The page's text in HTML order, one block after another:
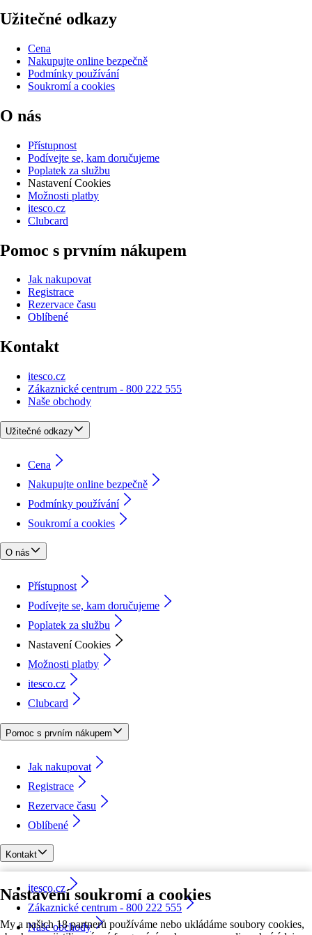
Nastavení soukromí a cookies
My a našich 18 partnerů používáme nebo ukládáme soubory cookies,
Užitečné odkazy
Cena
Nakupujte online bezpečně
Podmínky používání
Soukromí a cookies
O nás
Přístupnost
Podívejte se, kam doručujeme
Poplatek za službu
Nastavení Cookies
Možnosti platby
itesco.cz
Clubcard
Pomoc s prvním nákupem
Jak nakupovat
Registrace
Rezervace času
Oblíbené
Kontakt
itesco.cz
Zákaznické centrum - 800 222 555
Naše obchody
Užitečné odkazy
Cena
Nakupujte online bezpečně
Podmínky používání
Soukromí a cookies
O nás
Přístupnost
Podívejte se, kam doručujeme
Poplatek za službu
Nastavení Cookies
Možnosti platby
itesco.cz
Clubcard
Pomoc s prvním nákupem
Jak nakupovat
Registrace
Rezervace času
Oblíbené
Kontakt
itesco.cz
Zákaznické centrum - 800 222 555
Naše obchody